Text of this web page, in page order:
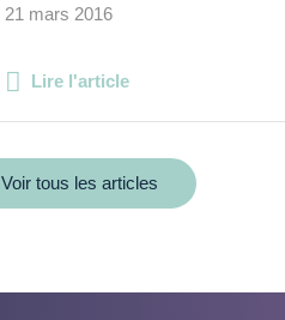
21 mars 2016
Lire l'article
Voir tous les articles